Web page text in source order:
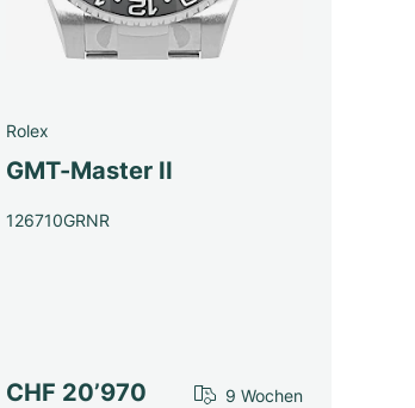
Rolex
GMT-Master II
126710GRNR
CHF 20’970 9 Wochen